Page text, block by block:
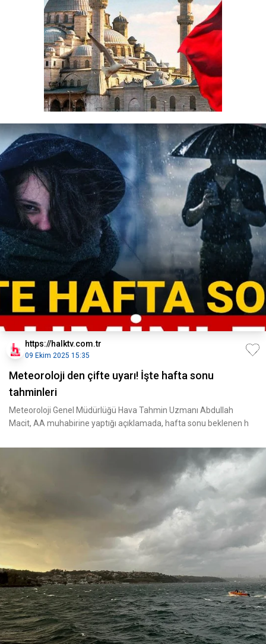
https://halktv.com.tr
09 Ekim 2025 15:35
Meteoroloji den çifte uyarı! İşte hafta sonu
tahminleri
Meteoroloji Genel Müdürlüğü Hava Tahmin Uzmanı Abdullah
Macit, AA muhabirine yaptığı açıklamada, hafta sonu beklenen h